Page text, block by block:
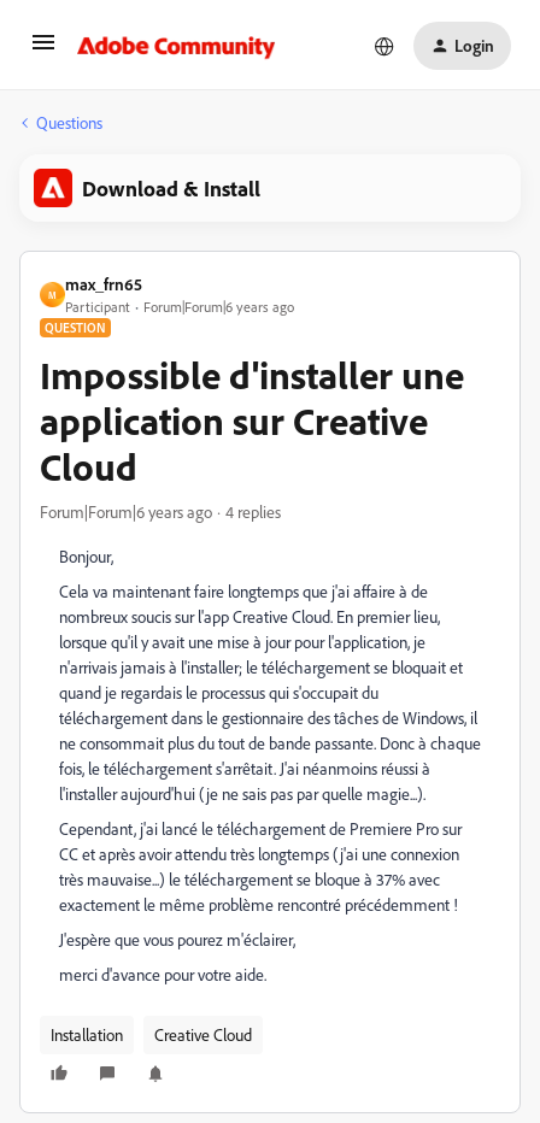
Login
Questions
Download & Install
M
max_frn65
Participant Forum|Forum|6 years ago
QUESTION
Impossible d'installer une
application sur Creative
Cloud
Forum|Forum|6 years ago 4 replies
Bonjour,
Cela va maintenant faire longtemps que j'ai affaire à de
nombreux soucis sur l'app Creative Cloud. En premier lieu,
lorsque qu'il y avait une mise à jour pour l'application, je
n'arrivais jamais à l'installer; le téléchargement se bloquait et
quand je regardais le processus qui s'occupait du
téléchargement dans le gestionnaire des tâches de Windows, il
ne consommait plus du tout de bande passante. Donc à chaque
fois, le téléchargement s'arrêtait. J'ai néanmoins réussi à
l'installer aujourd'hui (je ne sais pas par quelle magie...).
Cependant, j'ai lancé le téléchargement de Premiere Pro sur
CC et après avoir attendu très longtemps (j'ai une connexion
très mauvaise...) le téléchargement se bloque à 37% avec
exactement le même problème rencontré précédemment !
J'espère que vous pourez m'éclairer,
merci d'avance pour votre aide.
Installation Creative Cloud